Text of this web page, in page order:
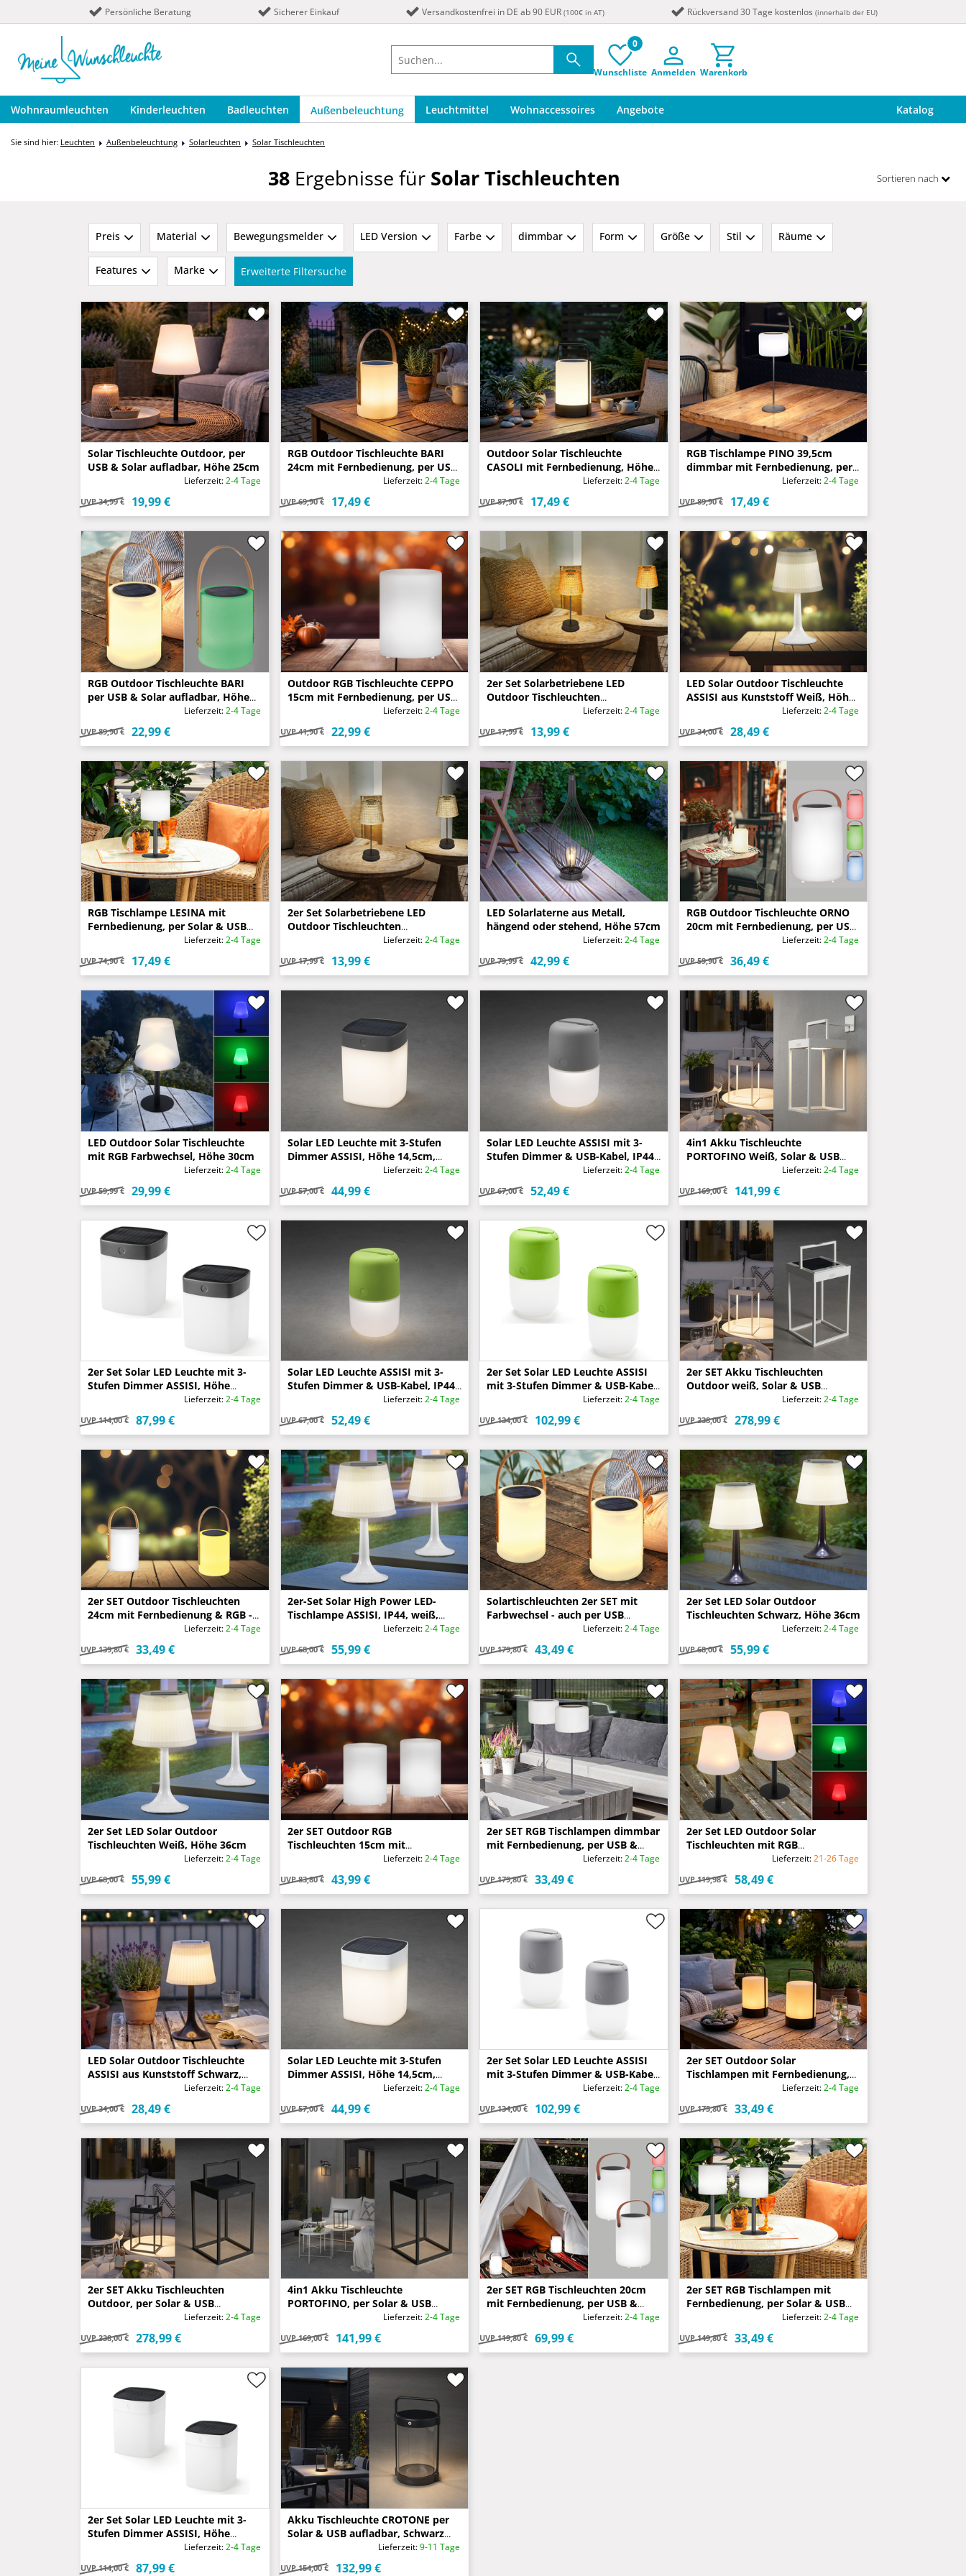
Persönliche Beratung Sicherer Einkauf Versandkostenfrei in DE ab 90 EUR (100€ in AT) Rückversand 30 Tage kostenlos (innerhalb der EU)
0
Wunschliste Anmelden Warenkorb
Wohnraumleuchten Kinderleuchten Badleuchten Außenbeleuchtung Leuchtmittel Wohnaccessoires Angebote Katalog
Sie sind hier: Leuchten Außenbeleuchtung Solarleuchten Solar Tischleuchten
38Ergebnisse für Solar Tischleuchten Sortieren nach
Preis Material Bewegungsmelder LED Version Farbe dimmbar Form Größe Stil Räume
Features Marke Erweiterte Filtersuche
Solar Tischleuchte Outdoor, per
USB & Solar aufladbar, Höhe 25cm
Lieferzeit:2-4 Tage
UVP 34,99 € 19,99 €
RGB Outdoor Tischleuchte BARI
24cm mit Fernbedienung, per USB
Lieferzeit:2-4 Tage
UVP 69,90 € 17,49 €
Outdoor Solar Tischleuchte
CASOLI mit Fernbedienung, Höhe
Lieferzeit:2-4 Tage
UVP 87,90 € 17,49 €
RGB Tischlampe PINO 39,5cm
dimmbar mit Fernbedienung, per
USB & Solar aufladbarLieferzeit:2-4 Tage
UVP 89,90 € 17,49 €
RGB Outdoor Tischleuchte BARI
per USB & Solar aufladbar, Höhe
Lieferzeit:2-4 Tage
UVP 89,90 € 22,99 €
Outdoor RGB Tischleuchte CEPPO
15cm mit Fernbedienung, per USB
Lieferzeit:2-4 Tage
UVP 41,90 € 22,99 €
2er Set Solarbetriebene LED
Outdoor Tischleuchten
Bernsteinfarbig, Höhe 29cm
Lieferzeit:2-4 Tage
UVP 17,99 € 13,99 €
LED Solar Outdoor Tischleuchte
ASSISI aus Kunststoff Weiß, Höhe
Lieferzeit:2-4 Tage
UVP 34,00 € 28,49 €
RGB Tischlampe LESINA mit
Fernbedienung, per Solar & USB
aufladbar, Höhe 30cmLieferzeit:2-4 Tage
UVP 74,90 € 17,49 €
2er Set Solarbetriebene LED
Outdoor Tischleuchten
Rauchfarbig, Höhe 29cm
Lieferzeit:2-4 Tage
UVP 17,99 € 13,99 €
LED Solarlaterne aus Metall,
hängend oder stehend, Höhe 57cm
Lieferzeit:2-4 Tage
UVP 79,99 € 42,99 €
RGB Outdoor Tischleuchte ORNO
20cm mit Fernbedienung, per USB
Lieferzeit:2-4 Tage
UVP 59,90 € 36,49 €
LED Outdoor Solar Tischleuchte
mit RGB Farbwechsel, Höhe 30cm
Lieferzeit:2-4 Tage
UVP 59,99 € 29,99 €
Solar LED Leuchte mit 3-Stufen
Dimmer ASSISI, Höhe 14,5cm,
Lieferzeit:2-4 Tage
UVP 57,00 € 44,99 €
Solar LED Leuchte ASSISI mit 3-
Stufen Dimmer & USB-Kabel, IP44,
Lieferzeit:2-4 Tage
UVP 67,00 € 52,49 €
4in1 Akku Tischleuchte
PORTOFINO Weiß, Solar & USB
aufladbar, mit Wandhalterung
Lieferzeit:2-4 Tage
UVP 169,00 € 141,99 €
2er Set Solar LED Leuchte mit 3-
Stufen Dimmer ASSISI, Höhe
Lieferzeit:2-4 Tage
UVP 114,00 € 87,99 €
Solar LED Leuchte ASSISI mit 3-
Stufen Dimmer & USB-Kabel, IP44,
Lieferzeit:2-4 Tage
UVP 67,00 € 52,49 €
2er Set Solar LED Leuchte ASSISI
mit 3-Stufen Dimmer & USB-Kabel,
Lieferzeit:2-4 Tage
UVP 134,00 € 102,99 €
2er SET Akku Tischleuchten
Outdoor weiß, Solar & USB
aufladbar mit Wandhalterung
Lieferzeit:2-4 Tage
UVP 338,00 € 278,99 €
2er SET Outdoor Tischleuchten
24cm mit Fernbedienung & RGB -
Lieferzeit:2-4 Tage
UVP 139,80 € 33,49 €
2er-Set Solar High Power LED-
Tischlampe ASSISI, IP44, weiß,
Lieferzeit:2-4 Tage
UVP 68,00 € 55,99 €
Solartischleuchten 2er SET mit
Farbwechsel - auch per USB
Lieferzeit:2-4 Tage
UVP 179,80 € 43,49 €
2er Set LED Solar Outdoor
Tischleuchten Schwarz, Höhe 36cm
Lieferzeit:2-4 Tage
UVP 68,00 € 55,99 €
2er Set LED Solar Outdoor
Tischleuchten Weiß, Höhe 36cm
Lieferzeit:2-4 Tage
UVP 68,00 € 55,99 €
2er SET Outdoor RGB
Tischleuchten 15cm mit
Fernbedienung, USB & Solar
aufladbar
Lieferzeit:2-4 Tage
UVP 83,80 € 43,99 €
2er SET RGB Tischlampen dimmbar
mit Fernbedienung, per USB &
Lieferzeit:2-4 Tage
UVP 179,80 € 33,49 €
2er Set LED Outdoor Solar
Tischleuchten mit RGB
Farbwechsel, Höhe 30cm
Lieferzeit:21-26 Tage
UVP 119,98 € 58,49 €
LED Solar Outdoor Tischleuchte
ASSISI aus Kunststoff Schwarz,
Lieferzeit:2-4 Tage
UVP 34,00 € 28,49 €
Solar LED Leuchte mit 3-Stufen
Dimmer ASSISI, Höhe 14,5cm,
Lieferzeit:2-4 Tage
UVP 57,00 € 44,99 €
2er Set Solar LED Leuchte ASSISI
mit 3-Stufen Dimmer & USB-Kabel,
Lieferzeit:2-4 Tage
UVP 134,00 € 102,99 €
2er SET Outdoor Solar
Tischlampen mit Fernbedienung,
Lieferzeit:2-4 Tage
UVP 175,80 € 33,49 €
2er SET Akku Tischleuchten
Outdoor, per Solar & USB
aufladbar mit Wandhalterung
Lieferzeit:2-4 Tage
UVP 338,00 € 278,99 €
4in1 Akku Tischleuchte
PORTOFINO, per Solar & USB
aufladbar, mit Wandhalterung
Lieferzeit:2-4 Tage
UVP 169,00 € 141,99 €
2er SET RGB Tischleuchten 20cm
mit Fernbedienung, per USB &
Lieferzeit:2-4 Tage
UVP 119,80 € 69,99 €
2er SET RGB Tischlampen mit
Fernbedienung, per Solar & USB
aufladbar, Höhe 30cmLieferzeit:2-4 Tage
UVP 149,80 € 33,49 €
2er Set Solar LED Leuchte mit 3-
Stufen Dimmer ASSISI, Höhe
Lieferzeit:2-4 Tage
UVP 114,00 € 87,99 €
Akku Tischleuchte CROTONE per
Solar & USB aufladbar, Schwarz
Lieferzeit:9-11 Tage
UVP 154,00 € 132,99 €